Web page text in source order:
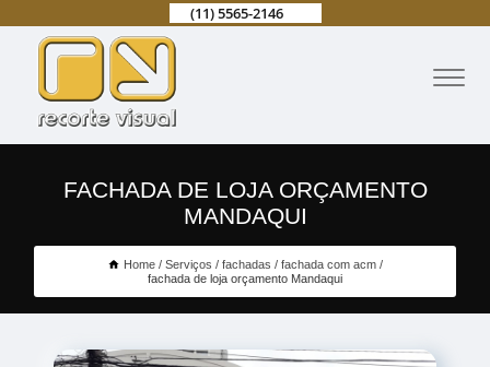
(11) 5565-2146
FACHADA DE LOJA ORÇAMENTO
MANDAQUI
Home Serviços fachadas
fachada com acm
fachada de loja orçamento Mandaqui